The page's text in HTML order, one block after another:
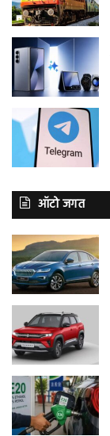
ऑटो जगत